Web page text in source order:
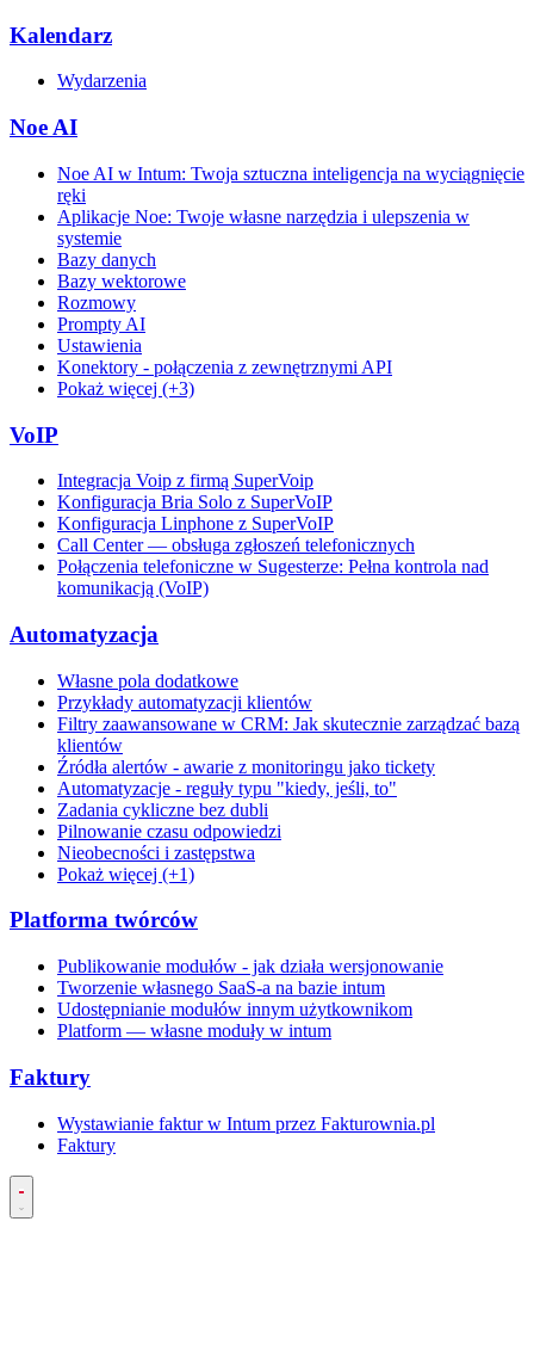
Kalendarz
Wydarzenia
Noe AI
Noe AI w Intum: Twoja sztuczna inteligencja na wyciągnięcie
ręki
Aplikacje Noe: Twoje własne narzędzia i ulepszenia w
systemie
Bazy danych
Bazy wektorowe
Rozmowy
Prompty AI
Ustawienia
Konektory - połączenia z zewnętrznymi API
Pokaż więcej (+3)
VoIP
Integracja Voip z firmą SuperVoip
Konfiguracja Bria Solo z SuperVoIP
Konfiguracja Linphone z SuperVoIP
Call Center — obsługa zgłoszeń telefonicznych
Połączenia telefoniczne w Sugesterze: Pełna kontrola nad
komunikacją (VoIP)
Automatyzacja
Własne pola dodatkowe
Przykłady automatyzacji klientów
Filtry zaawansowane w CRM: Jak skutecznie zarządzać bazą
klientów
Źródła alertów - awarie z monitoringu jako tickety
Automatyzacje - reguły typu "kiedy, jeśli, to"
Zadania cykliczne bez dubli
Pilnowanie czasu odpowiedzi
Nieobecności i zastępstwa
Pokaż więcej (+1)
Platforma twórców
Publikowanie modułów - jak działa wersjonowanie
Tworzenie własnego SaaS-a na bazie intum
Udostępnianie modułów innym użytkownikom
Platform — własne moduły w intum
Faktury
Wystawianie faktur w Intum przez Fakturownia.pl
Faktury